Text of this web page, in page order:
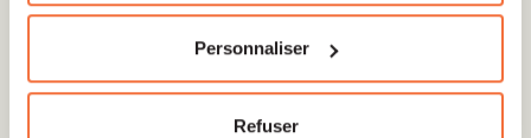
Personnaliser
Refuser